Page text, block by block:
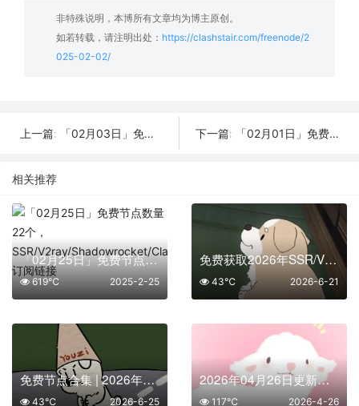
非特殊说明，本博所有文章均为博主原创。
如若转载，请注明出处： https://clashstair.com/freenode/2
025-02-02/
上一篇: 「02月03日」免费节点数量26个，SSR/V2ray/Shadowrocket/Clash订阅链接 下一篇: 「02月01日」免费节点数量22个，SSR/V2ray/Shadowrocket/Clash订阅链接
相关推荐
「02月25日」免费节点数量22个，SSR/V2ray/Shadowrocket/Clash订阅链接
2025-2-25
619℃
免费获取2026年SSR/V2Ray/Clash节点 | 6月21日可用
2026-6-21
43℃
免费节点合集 | 2026年6月25日SSR/V2Ray/Clash订阅整理
2026-6-25
43℃
2026年04月26日更新：42条SSR/V2Ray/Clash可用免费节点
2026-4-26
117℃